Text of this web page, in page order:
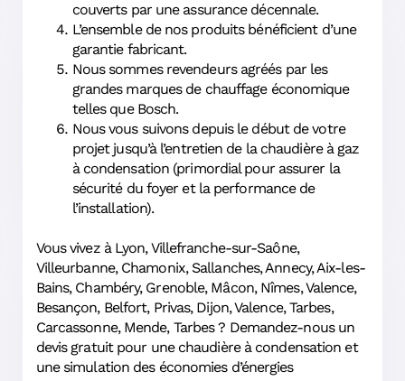
couverts par une assurance décennale.
L’ensemble de nos produits bénéficient d’une
garantie fabricant.
Nous sommes revendeurs agréés par les
grandes marques de chauffage économique
telles que Bosch.
Nous vous suivons depuis le début de votre
projet jusqu’à l’entretien de la chaudière à gaz
à condensation (primordial pour assurer la
sécurité du foyer et la performance de
l’installation).
Vous vivez à Lyon, Villefranche-sur-Saône,
Villeurbanne, Chamonix, Sallanches, Annecy, Aix-les-
Bains, Chambéry, Grenoble, Mâcon, Nîmes, Valence,
Besançon, Belfort, Privas, Dijon, Valence, Tarbes,
Carcassonne, Mende, Tarbes ? Demandez-nous un
devis gratuit pour une chaudière à condensation et
une simulation des économies d’énergies